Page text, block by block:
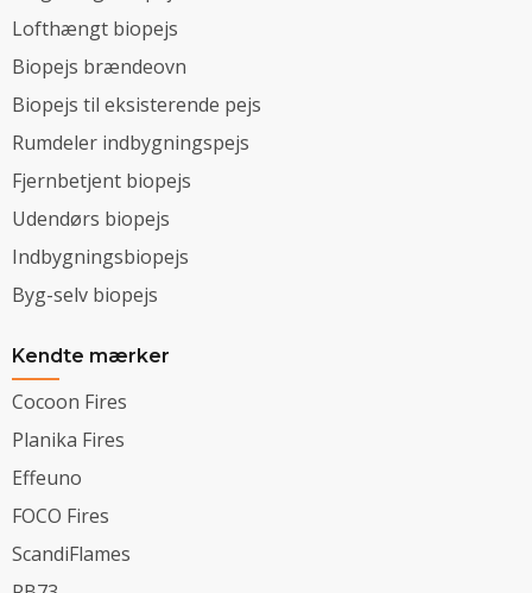
Lofthængt biopejs
Biopejs brændeovn
Biopejs til eksisterende pejs
Rumdeler indbygningspejs
Fjernbetjent biopejs
Udendørs biopejs
Indbygningsbiopejs
Byg-selv biopejs
Kendte mærker
Cocoon Fires
Planika Fires
Effeuno
FOCO Fires
ScandiFlames